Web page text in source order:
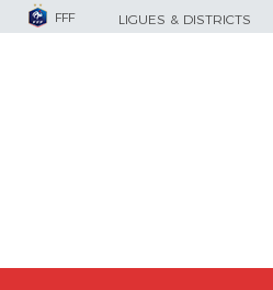
FFF LIGUES & DISTRICTS